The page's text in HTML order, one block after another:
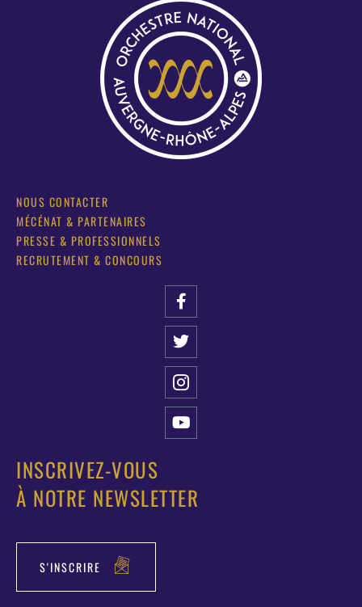
NOUS CONTACTER
MÉCÉNAT & PARTENAIRES
PRESSE & PROFESSIONNELS
RECRUTEMENT & CONCOURS
INSCRIVEZ-VOUS
À NOTRE NEWSLETTER
S'INSCRIRE